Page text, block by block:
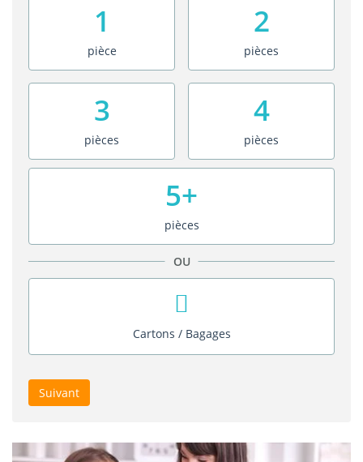
1
pièce
2
pièces
3
pièces
4
pièces
5+
pièces
OU
Cartons / Bagages
Suivant